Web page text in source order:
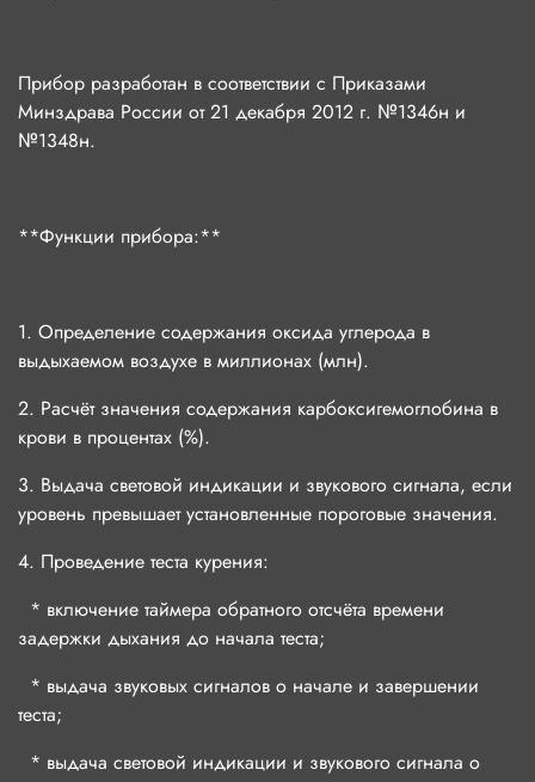
Прибор разработан в соответствии с Приказами
Минздрава России от 21 декабря 2012 г. №1346н и
№1348н.
**Функции прибора:**
1. Определение содержания оксида углерода в
выдыхаемом воздухе в миллионах (млн).
2. Расчёт значения содержания карбоксигемоглобина в
крови в процентах (%).
3. Выдача световой индикации и звукового сигнала, если
уровень превышает установленные пороговые значения.
4. Проведение теста курения:
* включение таймера обратного отсчёта времени
задержки дыхания до начала теста;
* выдача звуковых сигналов о начале и завершении
теста;
* выдача световой индикации и звукового сигнала о